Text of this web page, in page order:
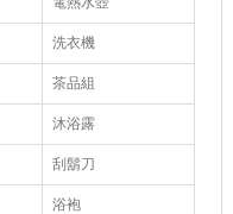
洗衣機
茶品組
沐浴露
刮鬍刀
浴袍